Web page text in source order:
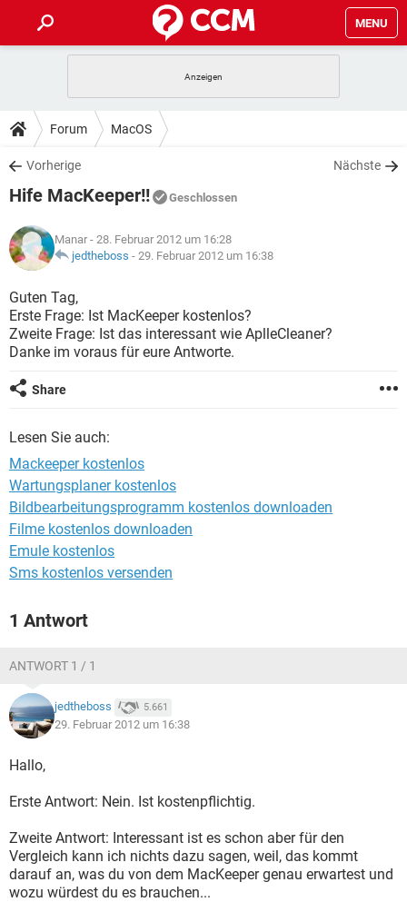
MENU
ANDROID
WINDOWS 10
WHATSAPP TIKTOK
FACEBOOK
TIPPS & TRICKS
SPIELE
WHATSAPP TIKTOK
FACEBOOK
DOWNLOADS
SPIELE STREAMING
ANDROID
WINDOWS 10 INSTAGRAM
WHATSAPP
FACEBOOK HARDWARE
SPIELE STREAMING
ANDROID
WINDOWS 10
WHATSAPP TIKTOK
LEXIKON
SPIELE
ANDROID IOS
WINDOWS 10 INSTAGRAM
WHATSAPP
Forum MacOS
Vorherige Nächste
Hife MacKeeper!! Geschlossen
Manar - 28. Februar 2012 um 16:28
jedtheboss - 29. Februar 2012 um 16:38
Guten Tag,
Erste Frage: Ist MacKeeper kostenlos?
Zweite Frage: Ist das interessant wie AplleCleaner?
Danke im voraus für eure Antworte.
Share
Lesen Sie auch:
Mackeeper kostenlos
Wartungsplaner kostenlos
Bildbearbeitungsprogramm kostenlos downloaden
Filme kostenlos downloaden
Emule kostenlos
Sms kostenlos versenden
1 Antwort
ANTWORT 1 / 1
jedtheboss 5.661
29. Februar 2012 um 16:38
Hallo,
Erste Antwort: Nein. Ist kostenpflichtig.
Zweite Antwort: Interessant ist es schon aber für den
Vergleich kann ich nichts dazu sagen, weil, das kommt
darauf an, was du von dem MacKeeper genau erwartest und
wozu würdest du es brauchen...